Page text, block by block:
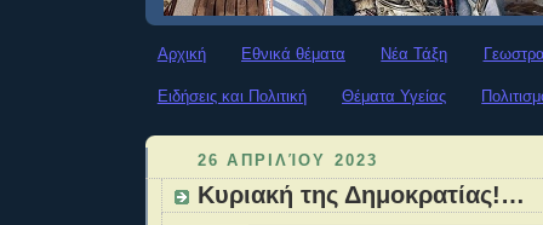
Αρχική Εθνικά θέματα Νέα Τάξη
Ειδήσεις και Πολιτική Θέματα Υγείας
26 ΑΠΡΙΛΊΟΥ 2023
Κυριακή της Δημοκρατίας!…